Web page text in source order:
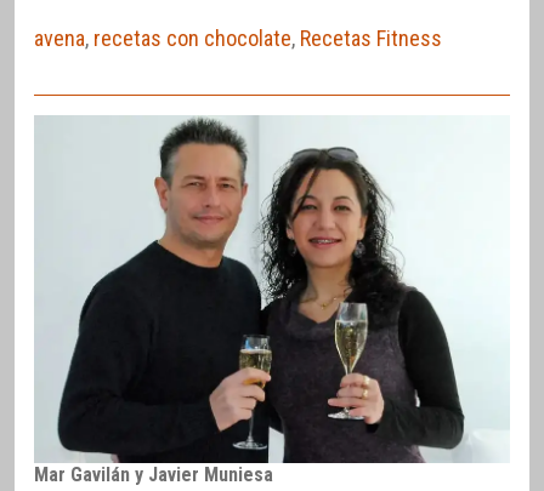
avena, recetas con chocolate, Recetas Fitness
Mar Gavilán y Javier Muniesa